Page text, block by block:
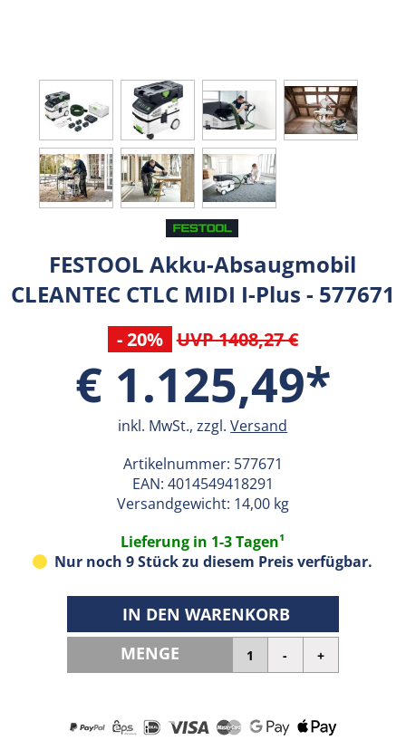
FESTOOL Akku-Absaugmobil
CLEANTEC CTLC MIDI I-Plus - 577671
- 20% UVP 1408,27 €
€ 1.125,49*
inkl. MwSt., zzgl.Versand
Artikelnummer: 577671
EAN: 4014549418291
Versandgewicht: 14,00 kg
Lieferung in 1-3 Tagen¹
Nur noch 9 Stück zu diesem Preis verfügbar.
IN DEN WARENKORB
MENGE